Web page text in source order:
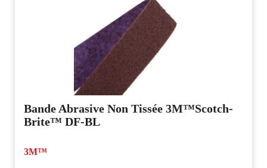
Bande Abrasive Non Tissée 3M™Scotch-
Brite™ DF-BL
3M™